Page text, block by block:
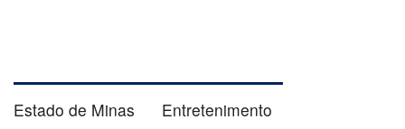
Estado de Minas Entretenimento